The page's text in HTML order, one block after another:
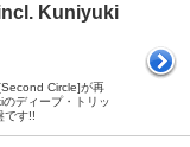
Kuniyuki
Circle]が再
ディープ・トリッ
です!!